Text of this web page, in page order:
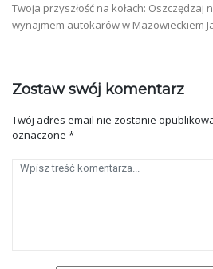
Twoja przyszłość na kołach:
wynajmem autokarów w Mazowieckiem
Zostaw swój komentarz
Twój adres email nie zostanie
oznaczone *